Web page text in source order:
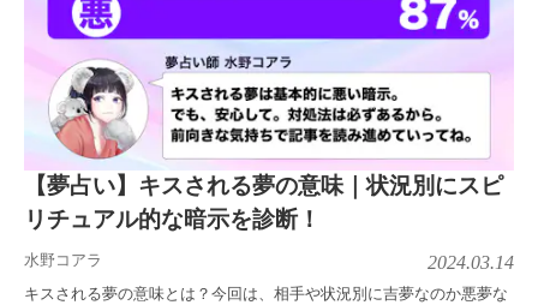
【夢占い】キスされる夢の意味｜状況別にスピ
リチュアル的な暗示を診断！
水野コアラ 2024.03.14
キスされる夢の意味とは？今回は、相手や状況別に吉夢なのか悪夢な